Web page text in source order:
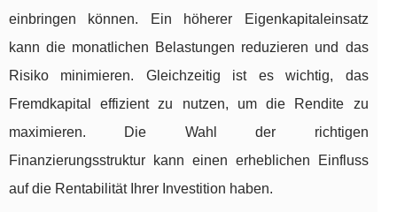
einbringen können. Ein höherer Eigenkapitaleinsatz
kann die monatlichen Belastungen reduzieren und das
Risiko minimieren. Gleichzeitig ist es wichtig, das
Fremdkapital effizient zu nutzen, um die Rendite zu
maximieren. Die Wahl der richtigen
Finanzierungsstruktur kann einen erheblichen Einfluss
auf die Rentabilität Ihrer Investition haben.